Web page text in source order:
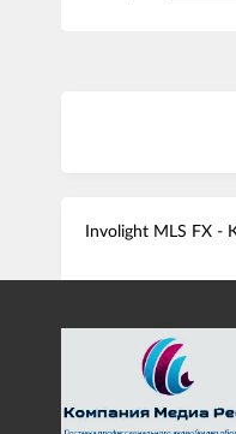
Involight MLS FX -